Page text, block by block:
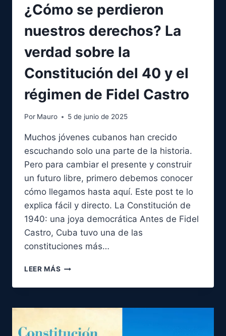
¿Cómo se perdieron
nuestros derechos? La
verdad sobre la
Constitución del 40 y el
régimen de Fidel Castro
Por Mauro 5 de junio de 2025
Muchos jóvenes cubanos han crecido
escuchando solo una parte de la historia.
Pero para cambiar el presente y construir
un futuro libre, primero debemos conocer
cómo llegamos hasta aquí. Este post te lo
explica fácil y directo. La Constitución de
1940: una joya democrática Antes de Fidel
Castro, Cuba tuvo una de las
constituciones más…
LEER MÁS ¿CÓMO
PERDIERON
DERECHOS?
VERDAD